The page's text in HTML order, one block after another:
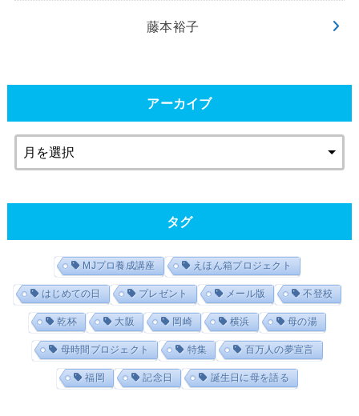
藤本裕子
アーカイブ
タグ
MJプロ養成講座 えほん箱プロジェクト
はじめての日 プレゼント メール版 不登校
乾杯 大阪 岡崎 横浜 母の湯
母時間プロジェクト 特集 百万人の夢宣言
福岡 記念日 誕生日に母を語る